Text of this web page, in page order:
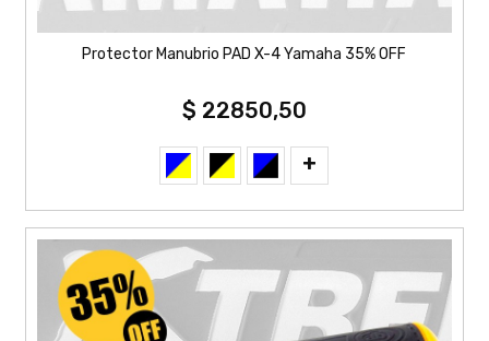
Protector Manubrio PAD X-4 Yamaha 35% OFF
$ 22850,50
+